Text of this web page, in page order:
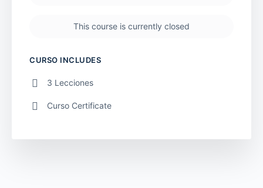
This course is currently closed
CURSO INCLUDES
3 Lecciones
Curso Certificate